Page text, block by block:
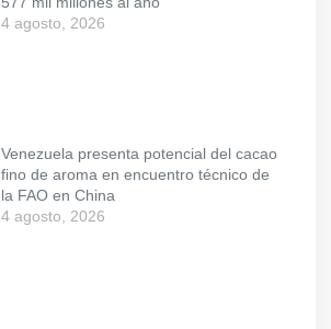
4 agosto, 2026
Venezuela presenta potencial del cacao
fino de aroma en encuentro técnico de
la FAO en China
4 agosto, 2026